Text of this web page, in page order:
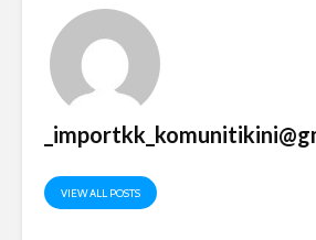
VIEW ALL POSTS